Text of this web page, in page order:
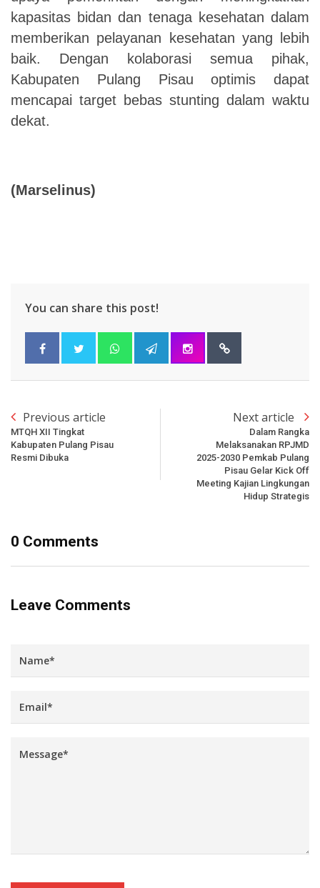
kapasitas bidan dan tenaga kesehatan dalam
memberikan pelayanan kesehatan yang lebih
baik. Dengan kolaborasi semua pihak,
Kabupaten Pulang Pisau optimis dapat
mencapai target bebas stunting dalam waktu
dekat.
(Marselinus)
You can share this post!
Previous article
MTQH XII Tingkat
Kabupaten Pulang Pisau
Resmi Dibuka
Next article
Dalam Rangka
Melaksanakan RPJMD
2025-2030 Pemkab Pulang
Pisau Gelar Kick Off
Meeting Kajian Lingkungan
Hidup Strategis
0 Comments
Leave Comments